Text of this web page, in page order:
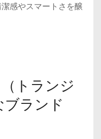
感やスマートさを醸
トランジ
ブランド